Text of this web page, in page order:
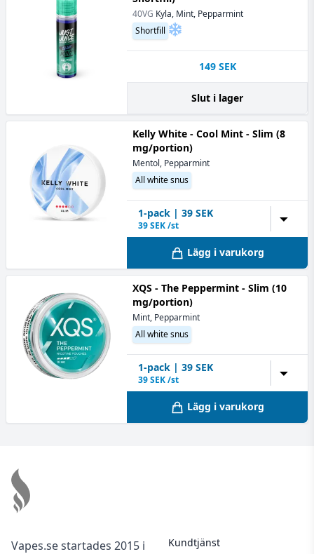
40VG Kyla, Mint, Pepparmint
Shortfill
149 SEK
Slut i lager
Kelly White - Cool Mint - Slim (8
mg/portion)
Mentol, Pepparmint
All white snus
1-pack | 39 SEK
39SEK /st
▼
Lägg i varukorg
XQS - The Peppermint - Slim (10
mg/portion)
Mint, Pepparmint
All white snus
1-pack | 39 SEK
39SEK /st
▼
Lägg i varukorg
Vapes.se startades 2015 i
Kundtjänst